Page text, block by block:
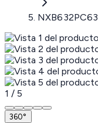
NXB632PC63
1 / 5
360°